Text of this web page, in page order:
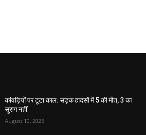
कांवड़ियों पर टूटा काल: सड़क हादसों में 5 की मौत, 3 का
सुराग नहीं
August 10, 2026